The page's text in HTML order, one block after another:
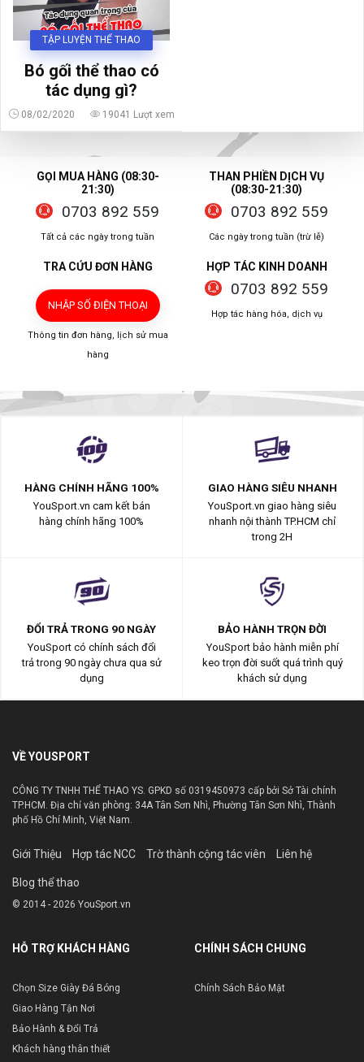
TẬP LUYỆN THỂ THAO
Bó gối thể thao có
tác dụng gì?
08/02/2020 19041 Lượt xem
GỌI MUA HÀNG (08:30-
21:30)
0703 892 559
Tất cả các ngày trong tuần
THAN PHIỀN DỊCH VỤ
(08:30-21:30)
0703 892 559
Các ngày trong tuần (trừ lễ)
TRA CỨU ĐƠN HÀNG
NHẬP SỐ ĐIỆN THOẠI
Thông tin đơn hàng, lịch sử mua
hàng
HỢP TÁC KINH DOANH
0703 892 559
Hợp tác hàng hóa, dịch vụ
HÀNG CHÍNH HÃNG 100%
YouSport.vn cam kết bán
hàng chính hãng 100%
GIAO HÀNG SIÊU NHANH
YouSport.vn giao hàng siêu
nhanh nội thành TP.HCM chỉ
trong 2H
ĐỔI TRẢ TRONG 90 NGÀY
YouSport có chính sách đổi
trả trong 90 ngày chưa qua sử
dụng
BẢO HÀNH TRỌN ĐỜI
YouSport bảo hành miễn phí
keo trọn đời suốt quá trình quý
khách sử dụng
VỀ YOUSPORT
CÔNG TY TNHH THỂ THAO YS. GPKD số 0319450973 cấp bởi Sở Tài chính
TP.HCM. Địa chỉ văn phòng: 34A Tân Sơn Nhì, Phường Tân Sơn Nhì, Thành
phố Hồ Chí Minh, Việt Nam.
Giới Thiệu Hợp tác NCC Trờ thành cộng tác viên Liên hệ
Blog thể thao
© 2014 - 2026 YouSport.vn
HỖ TRỢ KHÁCH HÀNG
Chọn Size Giày Đá Bóng
Giao Hàng Tận Nơi
Bảo Hành & Đổi Trả
Khách hàng thân thiết
CHÍNH SÁCH CHUNG
Chính Sách Bảo Mật